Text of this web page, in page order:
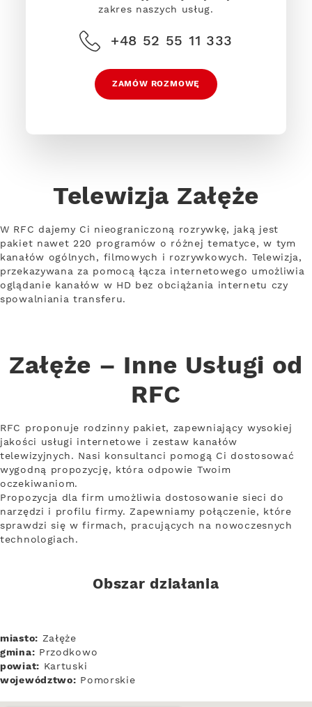
zakres naszych usług.
+48 52 55 11 333
ZAMÓW ROZMOWĘ
Telewizja Załęże
W RFC dajemy Ci nieograniczoną rozrywkę, jaką jest
pakiet nawet 220 programów o różnej tematyce, w tym
kanałów ogólnych, filmowych i rozrywkowych. Telewizja,
przekazywana za pomocą łącza internetowego umożliwia
oglądanie kanałów w HD bez obciążania internetu czy
spowalniania transferu.
Załęże – Inne Usługi od
RFC
RFC proponuje rodzinny pakiet, zapewniający wysokiej
jakości usługi internetowe i zestaw kanałów
telewizyjnych. Nasi konsultanci pomogą Ci dostosować
wygodną propozycję, która odpowie Twoim
oczekiwaniom.
Propozycja dla firm umożliwia dostosowanie sieci do
narzędzi i profilu firmy. Zapewniamy połączenie, które
sprawdzi się w firmach, pracujących na nowoczesnych
technologiach.
Obszar działania
miasto: Załęże
gmina: Przodkowo
powiat: Kartuski
województwo: Pomorskie